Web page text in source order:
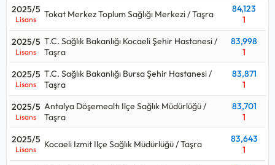
2025/5
Lisans Tokat Merkez Toplum Sağlığı Merkezi / Taşra
84,123
1
2025/5
Lisans
T.C. Sağlık Bakanlığı Kocaeli Şehir Hastanesi /
Taşra
83,998
1
2025/5
Lisans
T.C. Sağlık Bakanlığı Bursa Şehir Hastanesi /
Taşra
83,871
1
2025/5
Lisans
Antalya Döşemealtı Ilçe Sağlık Müdürlüğü /
Taşra
83,701
1
2025/5
Lisans Kocaeli Izmit Ilçe Sağlık Müdürlüğü / Taşra
83,643
1